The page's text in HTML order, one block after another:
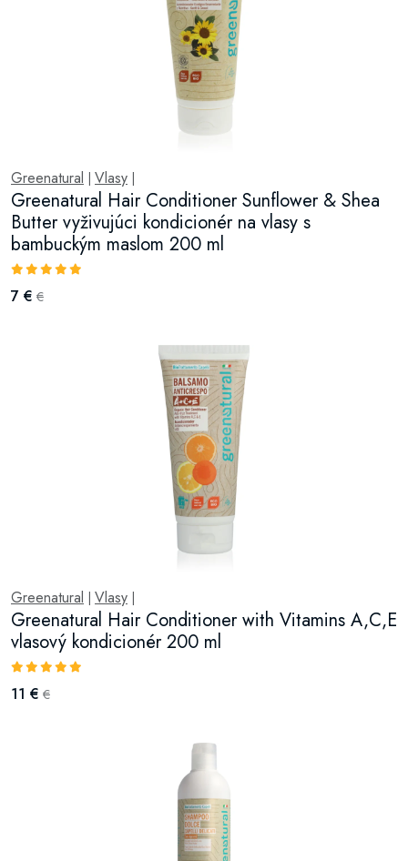
Greenatural Vlasy
Greenatural Hair Conditioner Sunflower & Shea
Butter vyživujúci kondicionér na vlasy s
bambuckým maslom 200 ml
7 € €
Greenatural Vlasy
Greenatural Hair Conditioner with Vitamins A,C,E
vlasový kondicionér 200 ml
11 € €